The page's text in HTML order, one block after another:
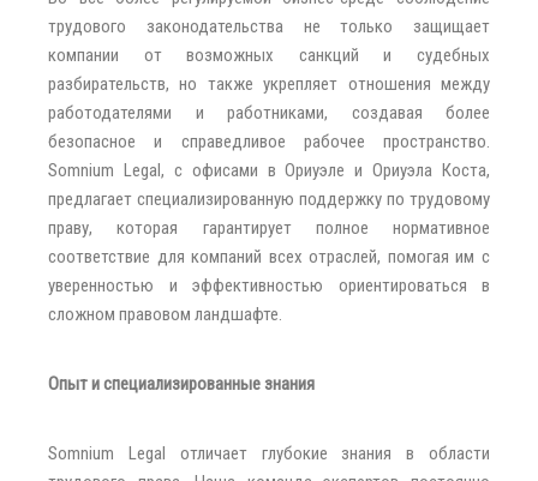
трудового законодательства не только защищает
компании от возможных санкций и судебных
разбирательств, но также укрепляет отношения между
работодателями и работниками, создавая более
безопасное и справедливое рабочее пространство.
Somnium Legal, с офисами в Ориуэле и Ориуэла Коста,
предлагает специализированную поддержку по трудовому
праву, которая гарантирует полное нормативное
соответствие для компаний всех отраслей, помогая им с
уверенностью и эффективностью ориентироваться в
сложном правовом ландшафте.
Опыт и специализированные знания
Somnium Legal отличает глубокие знания в области